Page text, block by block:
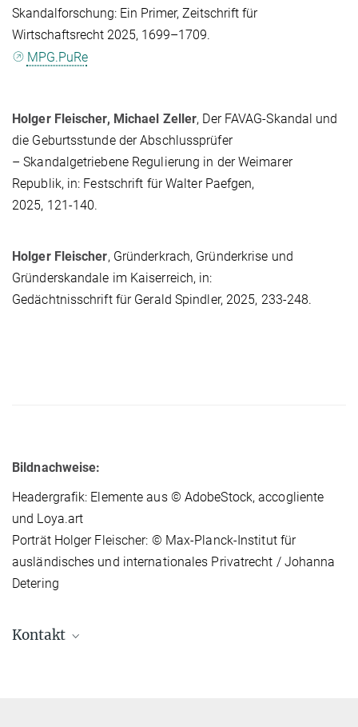
Skandalforschung: Ein Primer, Zeitschrift für
Wirtschaftsrecht 2025, 1699–1709.
MPG.PuRe
Holger Fleischer, Michael Zeller, Der FAVAG-Skandal und
die Geburtsstunde der Abschlussprüfer
– Skandalgetriebene Regulierung in der Weimarer
Republik, in: Festschrift für Walter Paefgen,
2025, 121-140.
Holger Fleischer, Gründerkrach, Gründerkrise und
Gründerskandale im Kaiserreich, in:
Gedächtnisschrift für Gerald Spindler, 2025, 233-248.
Bildnachweise:
Headergrafik: Elemente aus © AdobeStock, accogliente
und Loya.art
Porträt Holger Fleischer: © Max-Planck-Institut für
ausländisches und internationales Privatrecht / Johanna
Detering
Kontakt